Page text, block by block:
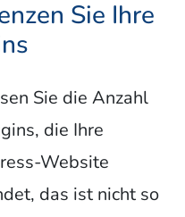
Sie Ihre
Sie die Anzahl
die Ihre
Website
das ist nicht so